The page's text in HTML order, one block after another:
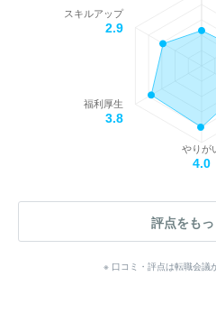
やりが
4.0
福利厚生
3.8
スキルアップ
2.9
評点をも
※ 口コミ・評点は転職会議